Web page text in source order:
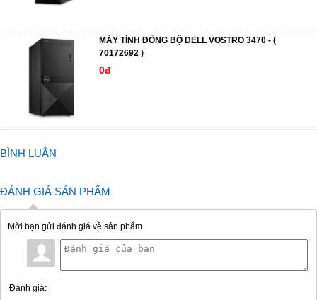
MÁY TÍNH ĐỒNG BỘ DELL VOSTRO 3470 - (
70172692 )
0đ
BÌNH LUẬN
ĐÁNH GIÁ SẢN PHẨM
Mời bạn gửi đánh giá về sản phẩm
Đánh giá: